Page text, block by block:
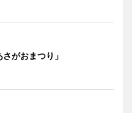
がおまつり」